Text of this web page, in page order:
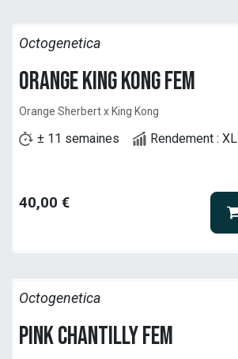
Octogenetica
Orange King Kong fem
Orange Sherbert x King Kong
± 11 semaines Rendement : XL
40,00 €
Octogenetica
Pink Chantilly fem